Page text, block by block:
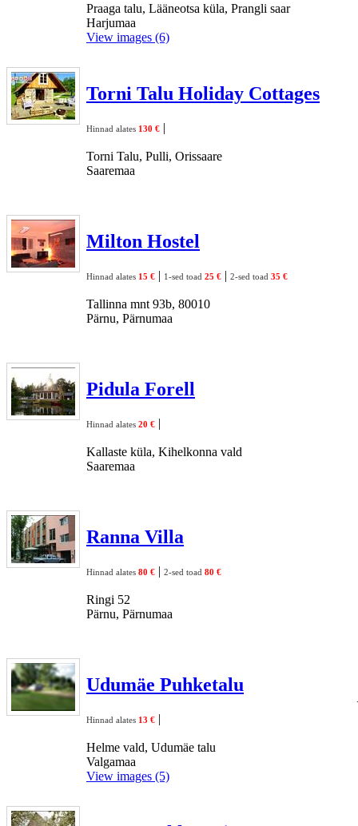
Praaga talu, Lääneotsa küla, Prangli saar
Harjumaa
View images (6)
Torni Talu Holiday Cottages
Hinnad alates 130 € |
Torni Talu, Pulli, Orissaare
Saaremaa
Milton Hostel
Hinnad alates 15 € | 1-sed toad 25 € | 2-sed toad 35 €
Tallinna mnt 93b, 80010
Pärnu, Pärnumaa
Pidula Forell
Hinnad alates 20 € |
Kallaste küla, Kihelkonna vald
Saaremaa
Ranna Villa
Hinnad alates 80 € | 2-sed toad 80 €
Ringi 52
Pärnu, Pärnumaa
Udumäe Puhketalu
Hinnad alates 13 € |
Helme vald, Udumäe talu
Valgamaa
View images (5)